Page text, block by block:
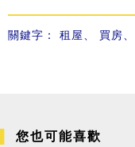
關鍵字： 租屋 買房
您也可能喜歡